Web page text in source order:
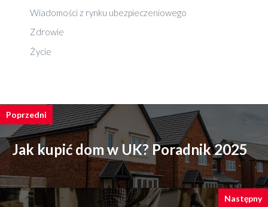
Wiadomości z rynku ubezpieczeniowego
Zdrowie
Życie
Poprzedni
Jak kupić dom w UK? Poradnik 2025
Następny